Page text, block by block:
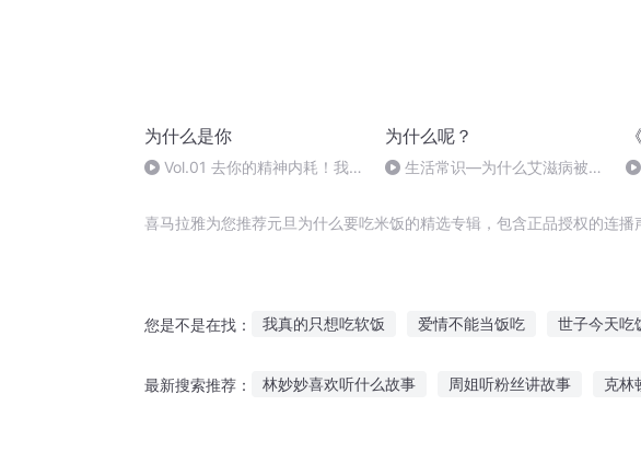
为什么是你
Vol.01 去你的精神内耗！我
为什么呢？
生活常识—为什么艾滋病被称
喜马拉雅为您推荐元旦为什么要吃米饭的精选专辑，包含正品授权的连
您是不是在找： 我真的只想吃软饭 爱情不能当饭吃 世子今天吃
最新搜索推荐： 林妙妙喜欢听什么故事 周姐听粉丝讲故事 克林